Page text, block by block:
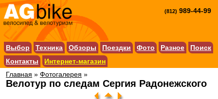
(812) 989-44-99
Выбор Техника Обзоры Поездки Фото Разное
Поиск
Контакты
Интернет-магазин
Главная » Фотогалерея »
Велотур по следам Сергия Радонежского